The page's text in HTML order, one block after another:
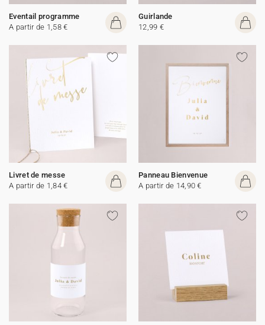
Eventail programme
A partir de 1,58 €
Guirlande
12,99 €
Livret de messe
A partir de 1,84 €
Panneau Bienvenue
A partir de 14,90 €